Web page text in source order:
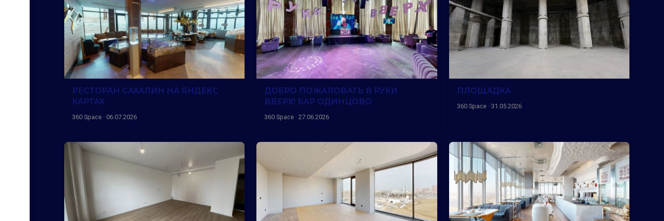
РЕСТОРАН САХАЛИН НА ЯНДЕКС
КАРТАХ
360 Space · 06.07.2026
ДОБРО ПОЖАЛОВАТЬ В РУКИ
ВВЕРХ! БАР ОДИНЦОВО
360 Space · 27.06.2026
ПЛОЩАДКА
360 Space · 31.05.2026